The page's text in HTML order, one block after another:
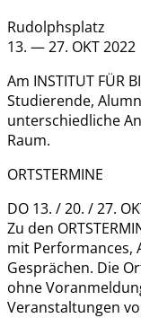
Rudolphsplatz
13. — 27. OKT 2022
Am INSTITUT FÜR
Studierende,
unterschiedliche
Raum.
ORTSTERMINE
DO 13. / 20. / 27.
Zu den
mit Performances,
Gesprächen. Die
ohne
Veranstaltungen